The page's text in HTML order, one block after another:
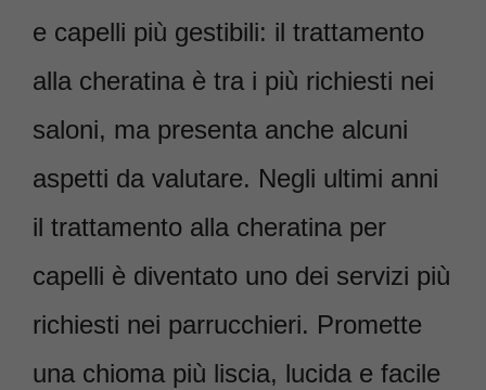
e capelli più gestibili: il trattamento
alla cheratina è tra i più richiesti nei
saloni, ma presenta anche alcuni
aspetti da valutare. Negli ultimi anni
il trattamento alla cheratina per
capelli è diventato uno dei servizi più
richiesti nei parrucchieri. Promette
una chioma più liscia, lucida e facile